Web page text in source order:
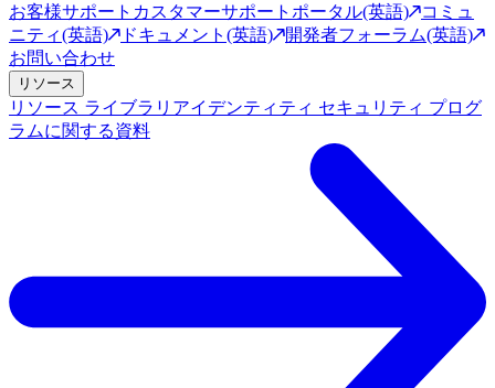
お客様サポート カスタマーサポートポータル(英語)
コミュ
ニティ(英語)
ドキュメント(英語)
開発者フォーラム(英語)
お問い合わせ
リソース
リソース ライブラリ アイデンティティ セキュリティ プログ
ラムに関する資料